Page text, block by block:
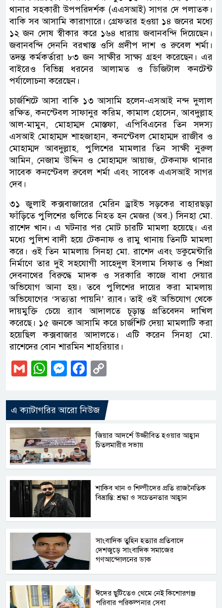
থানার সহকারী উপপরিদর্শক (এএসআই) সাগর দে পলাতক।
বাকি সব আসামি কারাগারে। গ্রেফতার হওয়া ১৪ জনের মধ্যে
১২ জন দোষ স্বীকার করে ১৬৪ ধারায় জবানবন্দি দিয়েছেন।
জবানবন্দি দেননি বরখাস্ত ওসি প্রদীপ দাশ ও রুবেল শর্মা।
তদন্ত কর্মকর্তারা ৮৩ জন সাক্ষীর সাক্ষ্য গ্রহণ করেছেন। এর
বাইরেও বিভিন্ন ধরনের আলামত ও ডিজিটাল কনটেন্ট
পর্যালোচনা করেছেন।
চার্জশিটে আসা বাকি ১৩ আসামি হলেন-এসআই নন্দ দুলাল
রক্ষিত, কনস্টেবল সাফানুর করিম, কামাল হোসেন, আবদুল্লাহ
আল-মামুন, মোহাম্মদ মোস্তফা, এপিবিএনের তিন সদস্য
এসআই মোহাম্মদ শাহজাহান, কনস্টেবল মোহাম্মদ রাজীব ও
মোহাম্মদ আবদুল্লাহ, পুলিশের মামলার তিন সাক্ষী নুরুল
আমিন, নেজাম উদ্দিন ও মোহাম্মদ আয়াজ, টেকনাফ থানার
সাবেক কনস্টেবল রুবেল শর্মা এবং সাবেক এএসআই সাগর
দেব।
৩১ জুলাই কক্সবাজারের মেরিন ড্রাইভ সড়কের বাহারছড়া
ফাঁড়িতে পুলিশের গুলিতে নিহত হন মেজর (অব.) সিনহা মো.
রাশেদ খান। এ ঘটনার পর মোট চারটি মামলা হয়েছে। এর
মধ্যে পুলিশ বাদী হয়ে টেকনাফ ও রামু থানায় তিনটি মামলা
করে। ওই তিন মামলায় সিনহা মো. রাশেদ এবং ডকুমেন্টারি
নির্মাণে তার দুই সহযোগী সাহেদুল ইসলাম সিফাত ও শিপ্রা
দেবনাথের বিরুদ্ধে মাদক ও সরকারি কাজে বাধা দেয়ার
অভিযোগ আনা হয়। তবে পুলিশের দায়ের করা মামলায়
অভিযোগের ‘সত্যতা পায়নি’ র‌্যাব। তাই ওই অভিযোগ থেকে
দায়মুক্তি চেয়ে র‌্যাব আদালতে চূড়ান্ত প্রতিবেদন দাখিল
করেছে। ১৫ জনকে আসামি করে চার্জশিট দেয়া মামলাটি করা
হয়েছিল কক্সবাজার আদালতে। এটি করেন সিনহা মো.
রাশেদের বোন শারমিন শাহরিয়ার।
GmailWhatsApp
Messenger
Facebook
এ ক্যাটাগরির আরো নিউজ
জিয়ার আদর্শে উজ্জীবিত হওয়ার আহ্বান
চিতলমারীর সভায়
শাকিব খান ও শিল্পীদের প্রতি রাজনৈতিক
বিভ্রান্তি: শ্রদ্ধা ও সচেতনতার আহ্বান
সাংবাদিক তুহিন হত্যার প্রতিবাদে
দেশজুড়ে সাংবাদিক সমাজের
গণআন্দোলনের ডাক
ঈদের ছুটিতেও থেমে নেই কিশোরগঞ্জ
পরিবার পরিকল্পনার সেবা